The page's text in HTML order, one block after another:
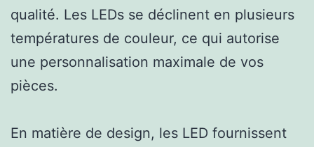
qualité. Les LEDs se déclinent en plusieurs
températures de couleur, ce qui autorise
une personnalisation maximale de vos
pièces.
En matière de design, les LED fournissent